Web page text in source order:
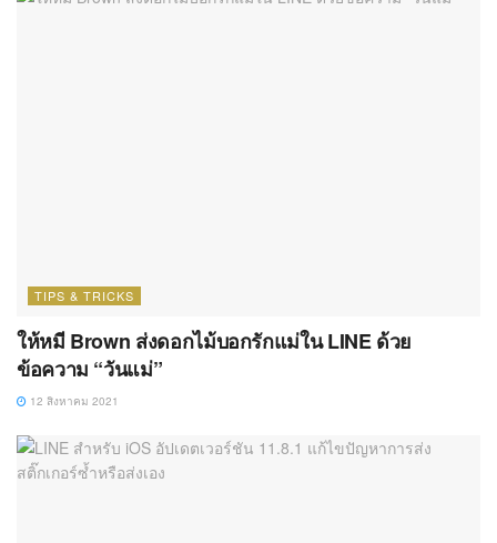
TIPS & TRICKS
ให้หมี Brown ส่งดอกไม้บอกรักแม่ใน LINE ด้วย
ข้อความ “วันแม่”
12 สิงหาคม 2021